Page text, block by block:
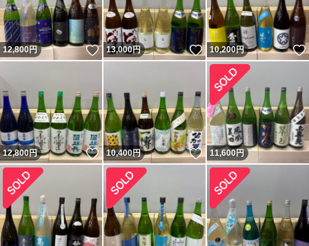
12,800円 いいね！
13,000円 いいね！
10,200円
12,800円 いいね！
10,400円 いいね！
11,600円